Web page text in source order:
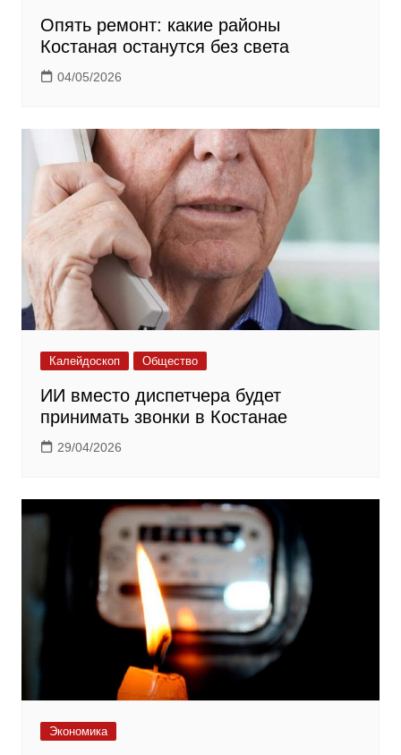
Опять ремонт: какие районы
Костаная останутся без света
04/05/2026
Калейдоскоп Общество
ИИ вместо диспетчера будет
принимать звонки в Костанае
29/04/2026
Экономика